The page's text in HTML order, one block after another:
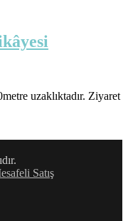
uzaklıktadır. Ziyaret
Satış